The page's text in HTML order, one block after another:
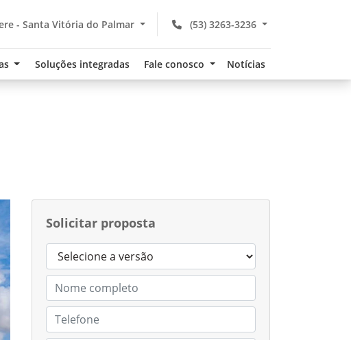
(53) 3263-3236
- Santa Vitória do Palmar
Soluções integradas Fale conosco Notícias
Solicitar proposta